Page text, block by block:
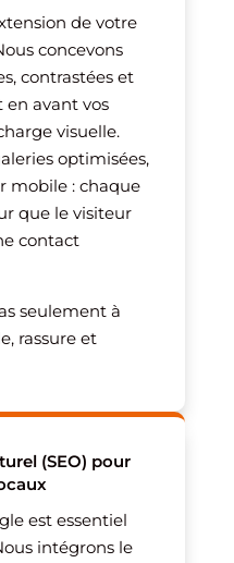
de votre
concevons
contrastées et
avant vos
visuelle.
optimisées,
mobile : chaque
que le visiteur
contact
seulement à
rassure et
(SEO) pour
est essentiel
intégrons le